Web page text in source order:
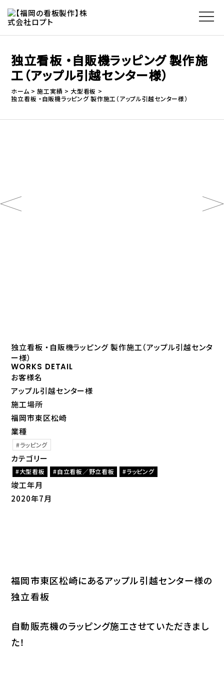
独立看板 ・自販機ラッピング 製作施
工（アップル引越センター様）
ホーム 施工実績
大型看板
独立看板 ・自販機ラッピング 製作施工（アップル引越センター様）
独立看板 ・自販機ラッピング 製作施工（アップル引越センタ
ー様）
WORKS DETAIL
お客様名
アップル引越センター様
施工場所
福岡市東区松崎
業種
ラッピング
カテゴリー
大型看板 自立看板／野立看板 ラッピング
竣工年月
2020年7月
福岡市東区松崎にあるアップル引越センター様の
独立看板
自動販売機のラッピング施工させていただきまし
た！